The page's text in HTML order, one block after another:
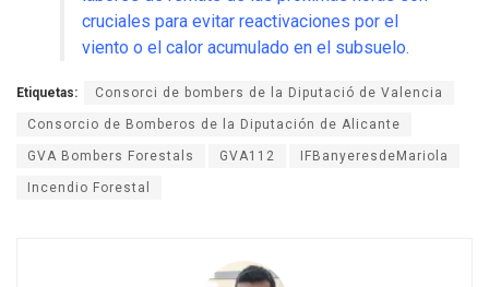
cruciales para evitar reactivaciones por el
viento o el calor acumulado en el subsuelo.
Etiquetas: Consorci de bombers de la Diputació de Valencia
Consorcio de Bomberos de la Diputación de Alicante
GVA Bombers Forestals GVA112 IFBanyeresdeMariola
Incendio Forestal